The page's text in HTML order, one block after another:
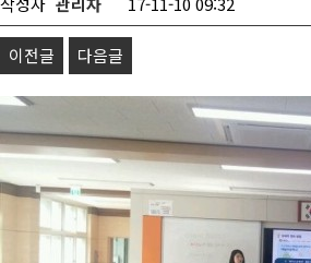
이전글 다음글